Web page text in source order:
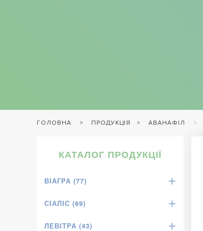
ГОЛОВНА ПРОДУКЦІЯ АВАНАФІЛ
КАТАЛОГ ПРОДУКЦІЇ
ВІАГРА (77)
СІАЛІС (69)
ЛЕВІТРА (43)